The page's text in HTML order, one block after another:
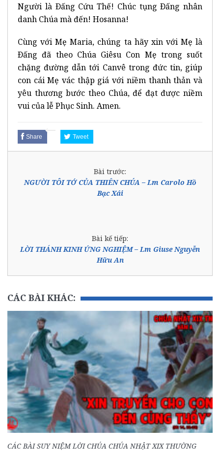
Người là Ðấng Cứu Thế! Chúc tụng Ðấng nhân
danh Chúa mà đến! Hosanna!
Cùng với Mẹ Maria, chúng ta hãy xin với Mẹ là
Ðấng đã theo Chúa Giêsu Con Mẹ trong suốt
chặng đường dẫn tới Canvê trong đức tin, giúp
con cái Mẹ vác thập giá với niềm thanh thản và
yêu thương bước theo Chúa, để đạt được niềm
vui của lễ Phục Sinh. Amen.
Share Tweet
Bài trước:
NGƯỜI TÔI TỚ CỦA THIÊN CHÚA – Lm Carolo Hồ
Bạc Xái
Bài kế tiếp:
LỜI THÁNH KINH ỨNG NGHIỆM – Lm Giuse Nguyễn
Hữu An
CÁC BÀI KHÁC:
CÁC BÀI SUY NIỆM LỜI CHÚA CHÚA NHẬT XIX THƯỜNG